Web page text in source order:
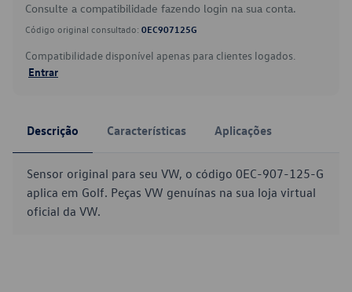
Consulte a compatibilidade fazendo login na sua conta.
Código original consultado: 0EC907125G
Compatibilidade disponível apenas para clientes logados.
Entrar
Descrição Características Aplicações
Sensor original para seu VW, o código 0EC-907-125-G
aplica em Golf. Peças VW genuínas na sua loja virtual
oficial da VW.